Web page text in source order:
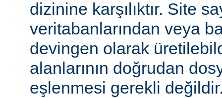
dizinine karşılıktır. Site
veritabanlarından veya
devingen olarak
alanlarının doğrudan
eşlenmesi gerekli